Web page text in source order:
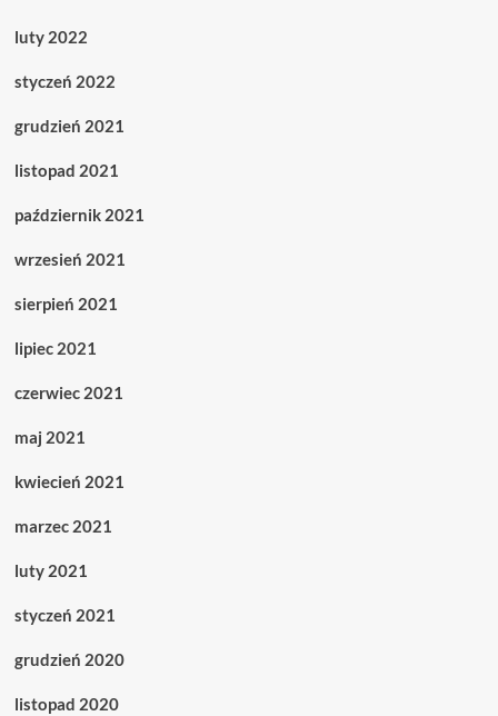
luty 2022
styczeń 2022
grudzień 2021
listopad 2021
październik 2021
wrzesień 2021
sierpień 2021
lipiec 2021
czerwiec 2021
maj 2021
kwiecień 2021
marzec 2021
luty 2021
styczeń 2021
grudzień 2020
listopad 2020